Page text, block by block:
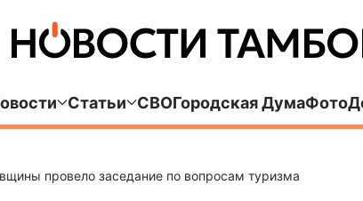
Статьи СВОГородская ДумаФото
провело заседание по вопросам туризма